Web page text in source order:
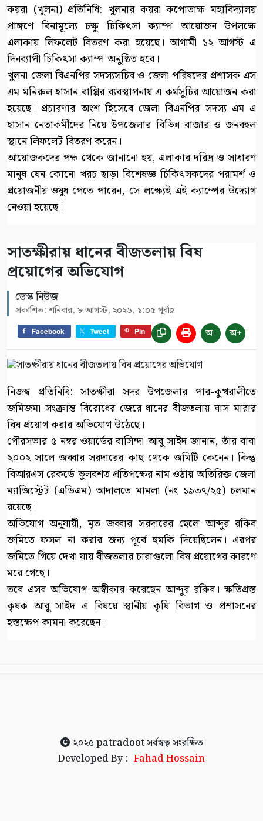
কয়রা (খুলনা) প্রতিনিধি: খুলনার কয়রা কপোতাক্ষ মহাবিদ্যালয়
প্রাঙ্গণে বিনামূল্যে চক্ষু চিকিৎসা ক্যাম্প আয়োজন উপলক্ষে
এলাকায় লিফলেট বিতরণ করা হয়েছে। আগামী ১২ আগস্ট এ
দিনব্যাপী চিকিৎসা ক্যাম্প অনুষ্ঠিত হবে।
খুলনা জেলা বিএনপির সদস্যসচিব ও জেলা পরিষদের প্রশাসক এস
এম মনিরুল হাসান বাপ্পির ব্যবস্থাপনায় এ কর্মসূচির আয়োজন করা
হয়েছে। প্রচারণার অংশ হিসেবে জেলা বিএনপির সদস্য এম এ
হাসান নেতাকর্মীদের নিয়ে উপজেলার বিভিন্ন বাজার ও জনবহুল
স্থানে লিফলেট বিতরণ করেন।
আয়োজকদের পক্ষ থেকে জানানো হয়, এলাকার দরিদ্র ও সাধারণ
মানুষ যেন কোনো খরচ ছাড়া বিশেষজ্ঞ চিকিৎসকদের পরামর্শ ও
প্রয়োজনীয় ওষুধ পেতে পারেন, সে লক্ষ্যেই এই ক্যাম্পের উদ্যোগ
নেওয়া হয়েছে।
সাতক্ষীরায় ধানের বীজতলায় বিষ
প্রয়োগের অভিযোগ
ডেস্ক নিউজ
প্রকাশিত: শনিবার, ৮ আগস্ট, ২০২৬, ১:০৫ পূর্বাহ্ণ
Facebook Tweet Pin অ- অ+
নিজস্ব প্রতিনিধি: সাতক্ষীরা সদর উপজেলার পার-কুখরালীতে
জমিজমা সংক্রান্ত বিরোধের জেরে ধানের বীজতলায় ঘাস মারার
বিষ প্রয়োগ করার অভিযোগ উঠেছে।
পৌরসভার ৫ নম্বর ওয়ার্ডের বাসিন্দা আবু সাইদ জানান, তাঁর বাবা
২০০২ সালে জব্বার সরদারের কাছ থেকে জমিটি কেনেন। কিন্তু
বিআরএস রেকর্ডে ভুলবশত প্রতিপক্ষের নাম ওঠায় অতিরিক্ত জেলা
ম্যাজিস্ট্রেট (এডিএম) আদালতে মামলা (নং ১৯৩৭/২৫) চলমান
রয়েছে।
অভিযোগ অনুযায়ী, মৃত জব্বার সরদারের ছেলে আব্দুর রকিব
জমিতে ফসল না করার জন্য পূর্বে হুমকি দিয়েছিলেন। এরপর
জমিতে গিয়ে দেখা যায় বীজতলার চারাগুলো বিষ প্রয়োগের কারণে
মরে গেছে।
তবে এসব অভিযোগ অস্বীকার করেছেন আব্দুর রকিব। ক্ষতিগ্রস্ত
কৃষক আবু সাইদ এ বিষয়ে স্থানীয় কৃষি বিভাগ ও প্রশাসনের
হস্তক্ষেপ কামনা করেছেন।
২০২৫ patradootসর্বস্বত্ব সংরক্ষিত
Developed By : Fahad Hossain